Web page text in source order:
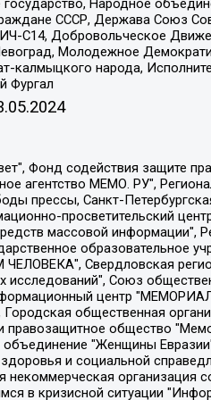
Народное
СССР, Держава Союз
С14, Добровольческое
Молодежное
калмыцкого народа,
Фургал
Владимирович, Жилинский Владимир Александрович, Общество с ограниченной ответственностью "ЗП", Иванова София Юрьевна, Карезина Инна Павловна, Кильтау Екатерина Викторовна, Петров Алексей Викторович, Пискунов Сергей Евгеньевич, Смирнов Сергей Сергеевич, Тихонов Михаил Сергеевич, Общество с ограниченной ответственностью "ЖУРНАЛИСТ-ИНОСТРАННЫЙ АГЕНТ", Арапова Галина Юрьевна, Вольтская Татьяна Анатольевна, Американская компания "Mason G.E.S. Anonymous Foundation" (США), являющаяся владельцем интернет-издания https://mnews.world/, Компания "Stichting Bellingcat", зарегистрированная в Нидерландах (дата регистрации 11.07.2018), Захаров Андрей Вячеславович, Клепиковская Екатерина Дмитриевна, Общество с ограниченной ответственностью "МЕМО", Перл Роман Александрович, Симонов Евгений Алексеевич, Соловьева Елена Анатольевна, Сотников Даниил Владимирович, Сурначева Елизавета Дмитриевна, Автономная некоммерческая организация по защите прав человека и информированию населения "Якутия – Наше Мнение", Общество с ограниченной ответственностью "Москоу диджитал медиа", с 26.01.2023 Общество с ограниченной ответственностью "Чайка Белые сады", Ветошкина Валерия Валерьевна, Заговора Максим Александрович, Межрегиональное общественное движение "Российская ЛГБТ - сеть", Оленичев Максим Владимирович, Павлов Иван Юрьевич, Скворцова Елена Сергеевна, Общество с ограниченной ответственностью "Как бы инагент", Кочетков Игорь Викторович, Общество с ограниченной ответственностью "Честные выборы", Еланчик Олег Александрович, Общество с ограниченной ответственностью "Нобелевский призыв", Гималова Регина Эмилевна, Григорьев Андрей Валерьевич, Григорьева Алина Александровна, Ассоциация по содействию защите прав призывников, альтернативнослужащих и военнослужащих "Правозащитная группа